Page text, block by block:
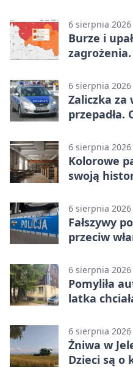
6 sierpnia 2026
Burze i
6 sierpnia 2026
Zaliczka za
przepadła.
6 sierpnia 2026
Kolorowe
swoją
6 sierpnia 2026
Fałszywy
przeciw
6 sierpnia 2026
Pomyliła
latka
6 sierpnia 2026
Żniwa w
Dzieci są o